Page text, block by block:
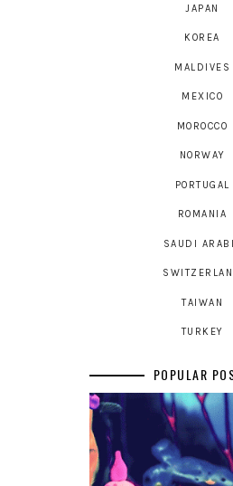
JAPAN
KOREA
MALDIVES
MEXICO
MOROCCO
NORWAY
PORTUGAL
ROMANIA
SAUDI
TAIWAN
TURKEY
POPULAR